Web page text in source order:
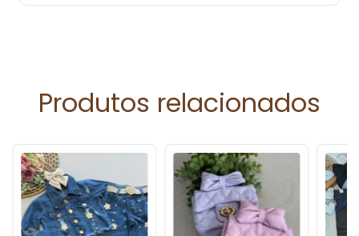
Produtos relacionados